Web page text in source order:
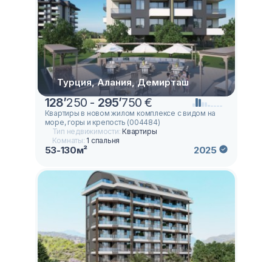
Турция, Алания, Демирташ
128’250 - 295’750 €
Квартиры в новом жилом комплексе с видом на
море, горы и крепость (004484)
Тип недвижимости:Квартиры
Комнаты: 1 спальня
53-130м² 2025